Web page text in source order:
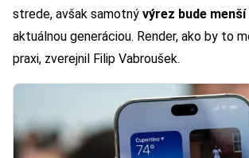
strede, avšak samotný výrez bude menší
aktuálnou generáciou. Render, ako by to
praxi, zverejnil Filip Vabroušek.